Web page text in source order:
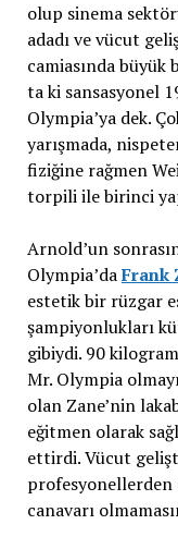
olup sinema
adadı ve vücut
camiasında büyük
ta ki sansasyonel
Olympia’ya dek.
yarışmada,
fiziğine rağmen
torpili ile birinci
Arnold’un
Olympia’daFrank
estetik bir rüzgar
şampiyonlukları
gibiydi. 90
Mr. Olympia
olan Zane’nin
eğitmen olarak
ettirdi. Vücut
profesyonellerden
canavarı